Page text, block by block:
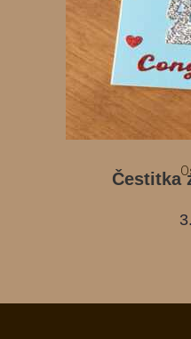
Čestitka